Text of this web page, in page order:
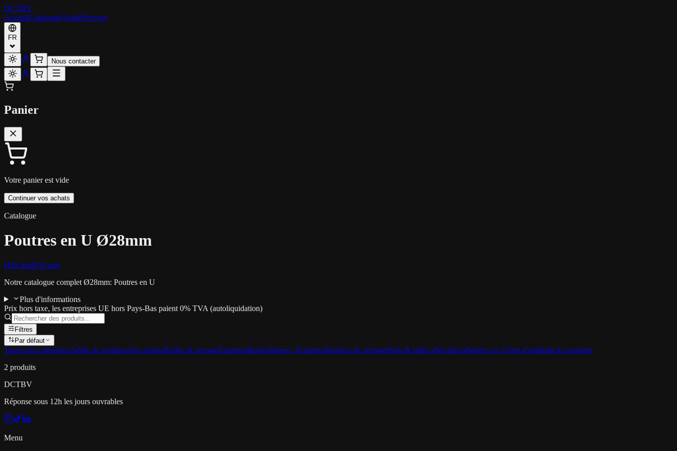
DCTBV
AccueilCatalogueQualitéService
FR
Nous contacter
Panier
Votre panier est vide
Continuer vos achats
Catalogue
Poutres en U Ø28mm
Ø28 mmØ16 mm
Notre catalogue complet Ø28mm: Poutres en U
Plus d'informations
Prix hors taxe, les entreprises UE hors Pays-Bas paient 0% TVA (autoliquidation)
Filtres
Par défaut
Toutes les catégoriesTables de soudageSets promoBrides de serrageÉquerresButéesButées / ÉquerresBoulons de serragePieds & tables élévatricesPoutres en USets d'outillageAccessoires
2 produits
DCTBV
Réponse sous 12h les jours ouvrables
Menu